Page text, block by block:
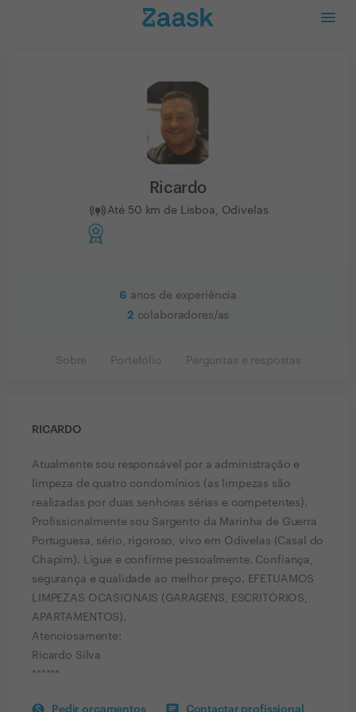
Ricardo
Até 50 km de Lisboa, Odivelas
6 anos de experiência
2 colaboradores/as
Sobre Portefólio Perguntas e respostas
RICARDO
Atualmente sou responsável por a administração e
limpeza de quatro condomínios (as limpezas são
realizadas por duas senhoras sérias e competentes).
Profissionalmente sou Sargento da Marinha de Guerra
Portuguesa, sério, rigoroso, vivo em Odivelas (Casal do
Chapim). Ligue e confirme pessoalmente. Confiança,
segurança e qualidade ao melhor preço. EFETUAMOS
LIMPEZAS OCASIONAIS (GARAGENS, ESCRITÓRIOS,
APARTAMENTOS).
Atenciosamente:
Ricardo Silva
******
Pedir orçamentos Contactar profissional